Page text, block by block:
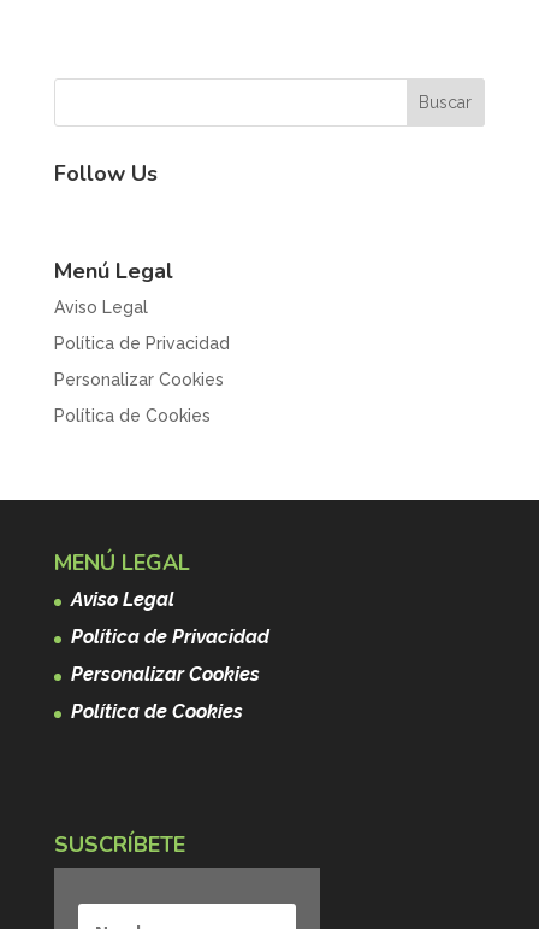
Follow Us
Menú Legal
Aviso Legal
Política de Privacidad
Personalizar Cookies
Política de Cookies
MENÚ LEGAL
Aviso Legal
Política de Privacidad
Personalizar Cookies
Política de Cookies
SUSCRÍBETE